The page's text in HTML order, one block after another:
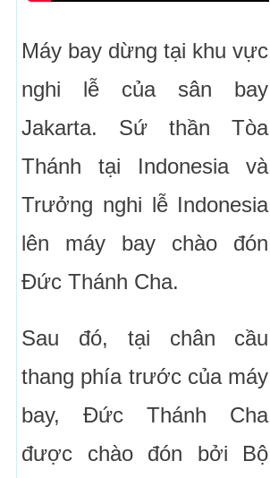
Máy bay dừng tại khu vực
nghi lễ của sân bay
Jakarta. Sứ thần Tòa
Thánh tại Indonesia và
Trưởng nghi lễ Indonesia
lên máy bay chào đón
Đức Thánh Cha.
Sau đó, tại chân cầu
thang phía trước của máy
bay, Đức Thánh Cha
được chào đón bởi Bộ